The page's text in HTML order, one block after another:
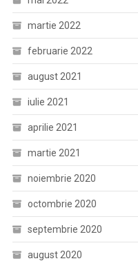
martie 2022
februarie 2022
august 2021
iulie 2021
aprilie 2021
martie 2021
noiembrie 2020
octombrie 2020
septembrie 2020
august 2020